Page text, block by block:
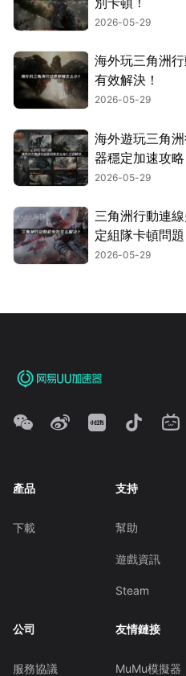
2026-05-29
海外玩三角洲
有效解決！
2026-05-29
海外遊玩三角
器穩定加速攻略
2026-05-29
三角洲行動連
定組隊卡頓問題
2026-05-29
產品
下載
支持
幫助
遊戲資訊
Steam
公司
服務協議
友情鏈接
MuMu模擬器